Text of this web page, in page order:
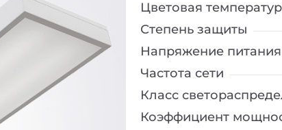
Цветовая
Степень защиты
Напряжение питания
Частота сети
Класс
Коэффициент